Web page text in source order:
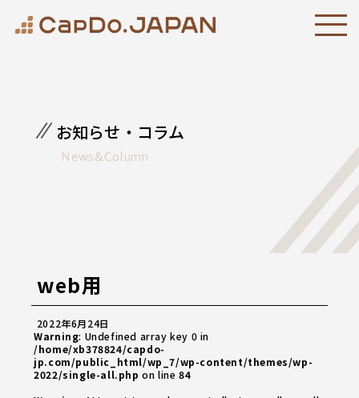
お知らせ・コラム
News&Column
web用
2022年6月24日
Warning: Undefined array key 0 in
/home/xb378824/capdo-
jp.com/public_html/wp_7/wp-content/themes/wp-
2022/single-all.php on line84